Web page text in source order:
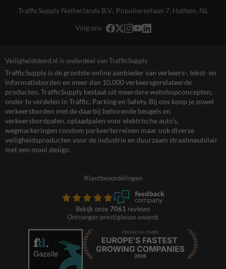
TrafficSupply Netherlands B.V., Populierenlaan 7, Hattem, NL
Volg ons
Veiligheidsbord.nl is onderdeel van TrafficSupply
TrafficSupply is dé grootste online aanbieder van verkeers-, tekst- en
informatieborden en meer dan 10.000 verkeersgerelateerde
producten. TrafficSupply bestaat uit meerdere webshopconcepten,
onder te verdelen in Traffic, Parking en Safety. Bij ons koop je zowel
verkeersborden met de daarbij behorende beugels en
verkeersbordpalen, oplaadpalen voor elektrische auto’s,
wegmarkeringen rondom parkeerterreinen maar ook diverse
veiligheidsproducten voor de industrie en duurzaam straatmeubilair
met een mooi design.
Klantbeoordelingen
Bekijk onze 7061 reviews
Ontvanger prestigieuze awards